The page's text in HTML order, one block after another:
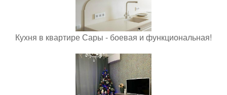
Кухня в квартире Сары - боевая и функциональная!